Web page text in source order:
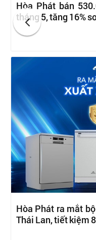
Hòa Phát bán
tháng 5, tăng 16%
Hòa Phát ra mắt
Thái Lan, tiết kiệm